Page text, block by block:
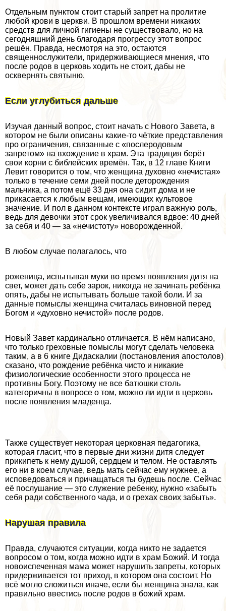
Отдельным пунктом стоит старый запрет на пролитие
любой крови в церкви. В прошлом времени никаких
средств для личной гигиены не существовало, но на
сегодняшний день благодаря прогрессу этот вопрос
решён. Правда, несмотря на это, остаются
священнослужители, придерживающиеся мнения, что
после родов в церковь ходить не стоит, дабы не
осквернять святыню.
Если углубиться дальше
Изучая данный вопрос, стоит начать с Нового Завета, в
котором не были описаны какие-то чёткие представления
про ограничения, связанные с «послеродовым
запретом» на вхождение в храм. Эта традиция берёт
свои корни с библейских времён. Так, в 12 главе Книги
Левит говорится о том, что женщина духовно «нечистая»
только в течение семи дней после деторождения
мальчика, а потом ещё 33 дня она сидит дома и не
прикасается к любым вещам, имеющих культовое
значение. И пол в данном контексте играл важную роль,
ведь для дeвoчки этот срок увеличивался вдвое: 40 дней
за себя и 40 — за «нечистоту» новорожденной.
В любом случае полагалось, что
роженица, испытывая муки во время появления дитя на
свет, может дать себе зарок, никогда не зачинать ребёнка
опять, дабы не испытывать больше такой боли. И за
данные помыслы женщина считалась виновной перед
Богом и «духовно нечистой» после родов.
Новый Завет кардинально отличается. В нём написано,
что только греховные помыслы могут сделать человека
таким, а в 6 книге Дидаскалии (постановления апостолов)
сказано, что рождение ребёнка чисто и никакие
физиологические особенности этого процесса не
противны Богу. Поэтому не все батюшки столь
категоричны в вопросе о том, можно ли идти в церковь
после появления младенца.
Также существует некоторая церковная педагогика,
которая гласит, что в первые дни жизни дитя следует
прикипеть к нему душой, сердцем и телом. Не оставлять
его ни в коем случае, ведь мать сейчас ему нужнее, а
исповедоваться и причащаться ты будешь после. Сейчас
её послушание — это служение ребенку, нужно «забыть
себя ради собственного чада, и о грехах своих забыть».
Нарушая правила
Правда, случаются ситуации, когда никто не задается
вопросом о том, когда можно идти в храм Божий. И тогда
новоиспеченная мама может нарушить запреты, которых
придерживается тот приход, в котором она состоит. Но
всё могло сложиться иначе, если бы женщина знала, как
правильно ввестись после родов в божий храм.